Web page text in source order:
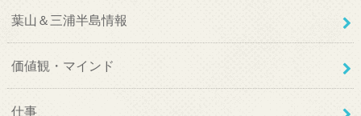
葉山＆三浦半島情報
価値観・マインド
仕事